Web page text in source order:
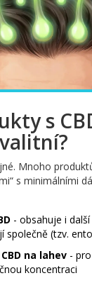
s
Mnoho
s minimálními
- obsahuje i
společně (tzv.
na lahev -
koncentraci